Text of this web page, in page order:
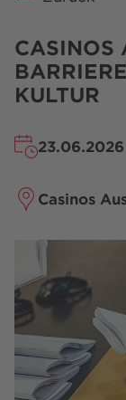
CASINOS
KULTUR
23.06.2026
Casinos